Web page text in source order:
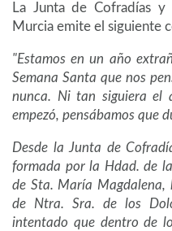
La Junta de Cofradías y
Murcia emite el siguiente
"Estamos en un año
Semana Santa que nos
nunca. Ni tan siguiera el
empezó, pensábamos que
Desde la Junta de
formada por la Hdad. de
de Sta. María Magdalena,
de Ntra. Sra. de los
intentado que dentro de